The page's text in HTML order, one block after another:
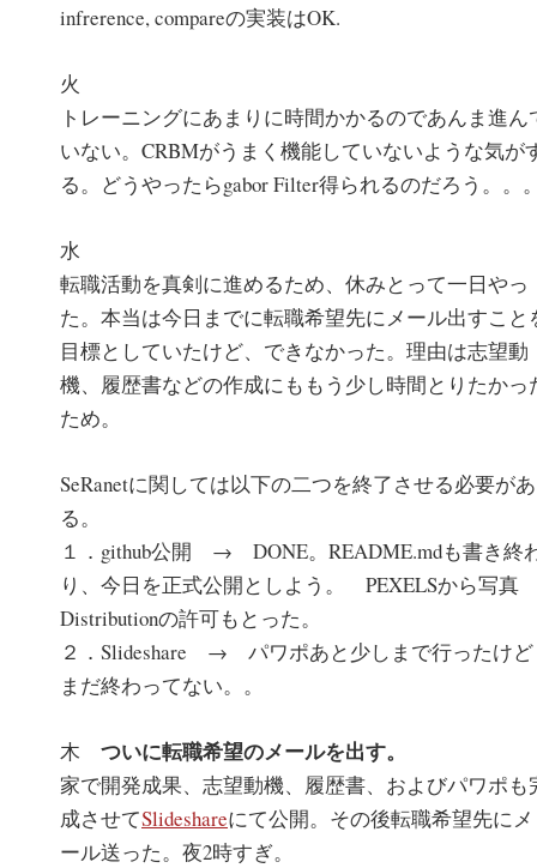
infrerence, compareの実装はOK.
火
トレーニングにあまりに時間かかるのであんま進ん
いない。CRBMがうまく機能していないような気が
る。どうやったらgabor Filter得られるのだろう。。
水
転職活動を真剣に進めるため、休みとって一日やっ
た。本当は今日までに転職希望先にメール出すこと
目標としていたけど、できなかった。理由は志望動
機、履歴書などの作成にももう少し時間とりたかっ
ため。
SeRanetに関しては以下の二つを終了させる必要があ
る。
１．github公開 → DONE。README.mdも書き終
り、今日を正式公開としよう。 PEXELSから写真
Distributionの許可もとった。
２．Slideshare → パワポあと少しまで行ったけど
まだ終わってない。。
木 ついに転職希望のメールを出す。
家で開発成果、志望動機、履歴書、およびパワポも
成させてSlideshareにて公開。その後転職希望先にメ
ール送った。夜2時すぎ。